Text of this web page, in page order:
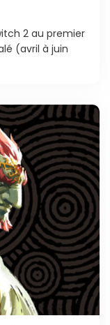
2 au premier
(avril à juin